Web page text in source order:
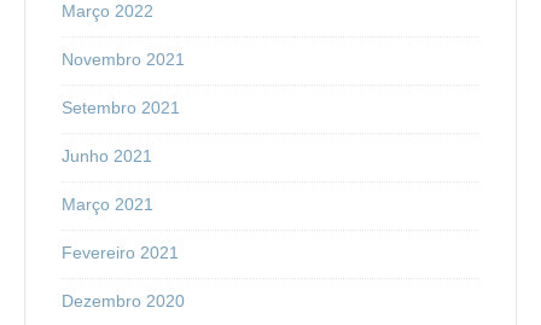
Março 2022
Novembro 2021
Setembro 2021
Junho 2021
Março 2021
Fevereiro 2021
Dezembro 2020